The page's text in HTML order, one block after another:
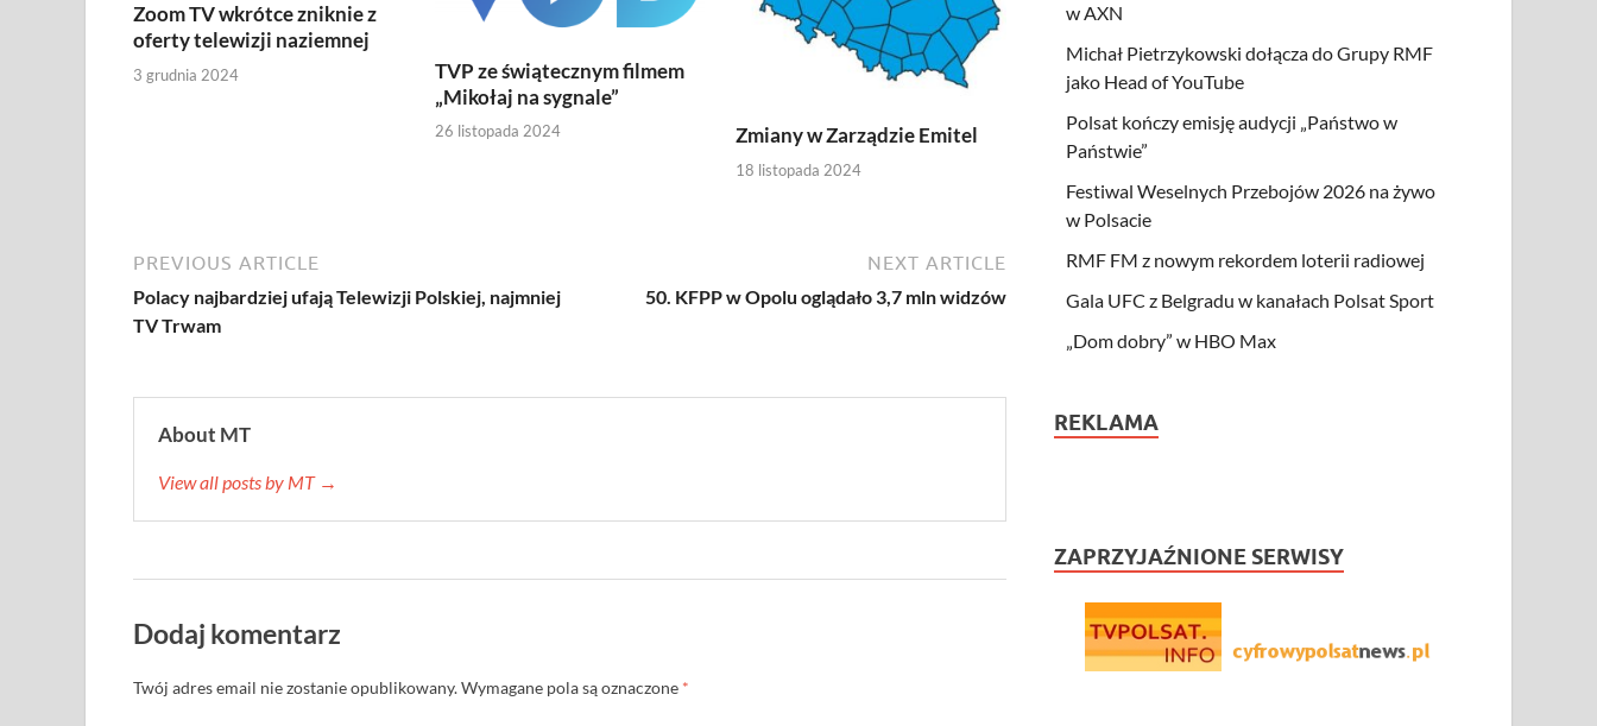
Zoom TV wkrótce zniknie z
oferty telewizji naziemnej
3 grudnia 2024
TVP ze świątecznym filmem
„Mikołaj na sygnale”
26 listopada 2024 Zmiany w Zarządzie Emitel
18 listopada 2024
PREVIOUS ARTICLE
Polacy najbardziej ufają Telewizji Polskiej, najmniej
TV Trwam
NEXT ARTICLE
50. KFPP w Opolu oglądało 3,7 mln widzów
About MT
View all posts by MT →
Dodaj komentarz
Twój adres email nie zostanie opublikowany.Wymagane pola są oznaczone *
w AXN
Michał Pietrzykowski dołącza do Grupy RMF
jako Head of YouTube
Polsat kończy emisję audycji „Państwo w
Państwie”
Festiwal Weselnych Przebojów 2026 na żywo
w Polsacie
RMF FM z nowym rekordem loterii radiowej
Gala UFC z Belgradu w kanałach Polsat Sport
„Dom dobry” w HBO Max
REKLAMA
ZAPRZYJAŹNIONE SERWISY